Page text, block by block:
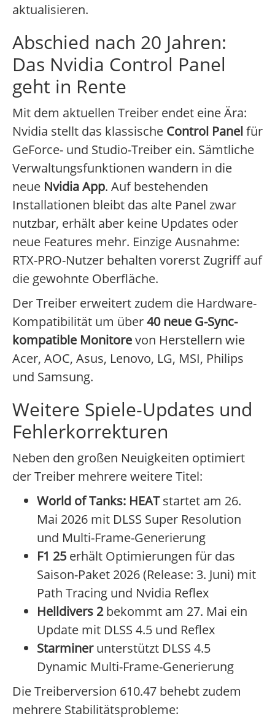
aktualisieren.
Abschied nach 20 Jahren:
Das Nvidia Control Panel
geht in Rente
Mit dem aktuellen Treiber endet eine Ära:
Nvidia stellt das klassische Control Panelfür
GeForce- und Studio-Treiber ein. Sämtliche
Verwaltungsfunktionen wandern in die
neue Nvidia App. Auf bestehenden
Installationen bleibt das alte Panel zwar
nutzbar, erhält aber keine Updates oder
neue Features mehr. Einzige Ausnahme:
RTX-PRO-Nutzer behalten vorerst Zugriff auf
die gewohnte Oberfläche.
Der Treiber erweitert zudem die Hardware-
Kompatibilität um über40 neue G-Sync-
kompatible Monitorevon Herstellern wie
Acer, AOC, Asus, Lenovo, LG, MSI, Philips
und Samsung.
Weitere Spiele-Updates und
Fehlerkorrekturen
Neben den großen Neuigkeiten optimiert
der Treiber mehrere weitere Titel:
World of Tanks: HEATstartet am 26.
Mai 2026 mit DLSS Super Resolution
und Multi-Frame-Generierung
F1 25 erhält Optimierungen für das
Saison-Paket 2026 (Release: 3. Juni) mit
Path Tracing und Nvidia Reflex
Helldivers 2bekommt am 27. Mai ein
Update mit DLSS 4.5 und Reflex
Starminerunterstützt DLSS 4.5
Dynamic Multi-Frame-Generierung
Die Treiberversion 610.47 behebt zudem
mehrere Stabilitätsprobleme: